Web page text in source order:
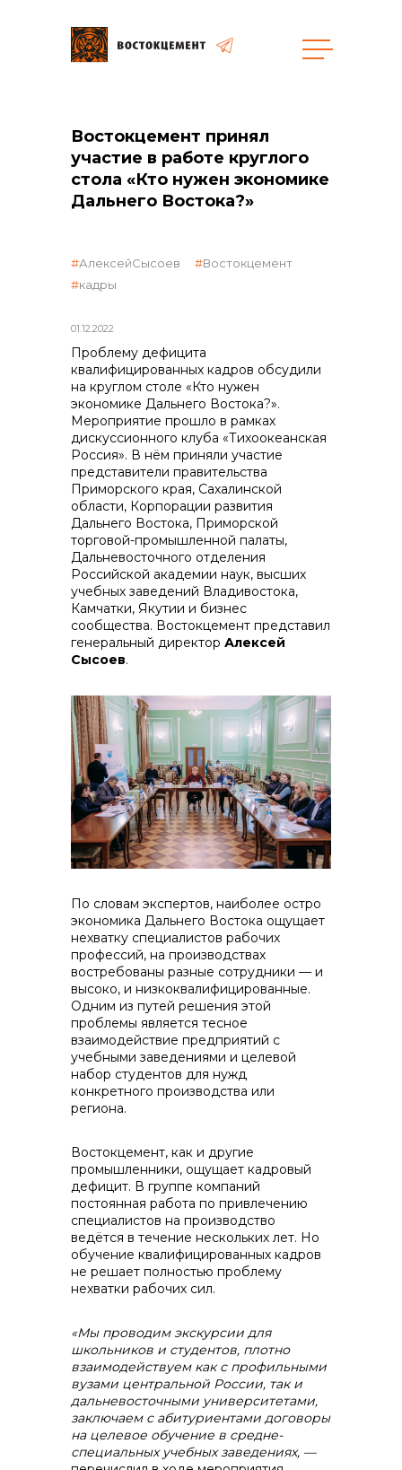
общая информация
объявленные закупки
реализация неликвидов
контакты отдела закупок
Контакты
+7 (423) 234 50 50
info@vostokcement.ru
Востокцемент принял
участие в работе круглого
стола «Кто нужен экономике
Дальнего Востока?»
01.12.2022
АлексейСысоев
Востокцемент
кадры
Проблему дефицита
квалифицированных кадров обсудили
на круглом столе «Кто нужен
экономике Дальнего Востока?».
Мероприятие прошло в рамках
дискуссионного клуба «Тихоокеанская
Россия». В нём приняли участие
представители правительства
Приморского края, Сахалинской
области, Корпорации развития
Дальнего Востока, Приморской
торговой-промышленной палаты,
Дальневосточного отделения
Российской академии наук, высших
учебных заведений Владивостока,
Камчатки, Якутии и бизнес
сообщества. Востокцемент представил
генеральный директор Алексей
Сысоев.
По словам экспертов, наиболее остро
экономика Дальнего Востока ощущает
нехватку специалистов рабочих
профессий, на производствах
востребованы разные сотрудники — и
высоко, и низкоквалифицированные.
Одним из путей решения этой
проблемы является тесное
взаимодействие предприятий с
учебными заведениями и целевой
набор студентов для нужд
конкретного производства или
региона.
Востокцемент, как и другие
промышленники, ощущает кадровый
дефицит. В группе компаний
постоянная работа по привлечению
специалистов на производство
ведётся в течение нескольких лет. Но
обучение квалифицированных кадров
не решает полностью проблему
нехватки рабочих сил.
«Мы проводим экскурсии для
школьников и студентов, плотно
взаимодействуем как с профильными
вузами центральной России, так и
дальневосточными университетами,
заключаем с абитуриентами договоры
на целевое обучение в средне-
специальных учебных заведениях, —